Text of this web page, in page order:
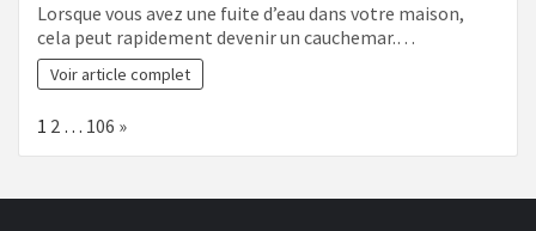
Lorsque vous avez une fuite d’eau dans votre maison,
cela peut rapidement devenir un cauchemar.…
Voir article complet
Page:
1 2 … 106 Next
»